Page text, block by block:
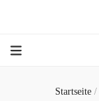
Startseite /